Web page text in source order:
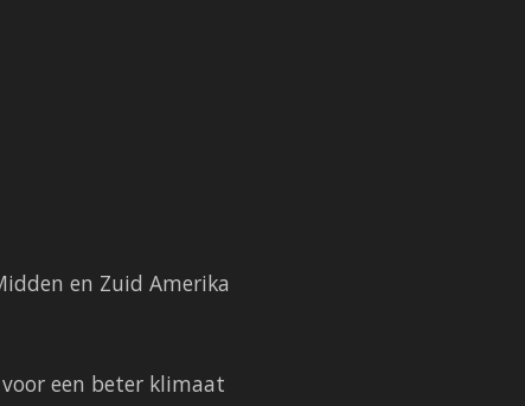
en Zuid Amerika
een beter klimaat